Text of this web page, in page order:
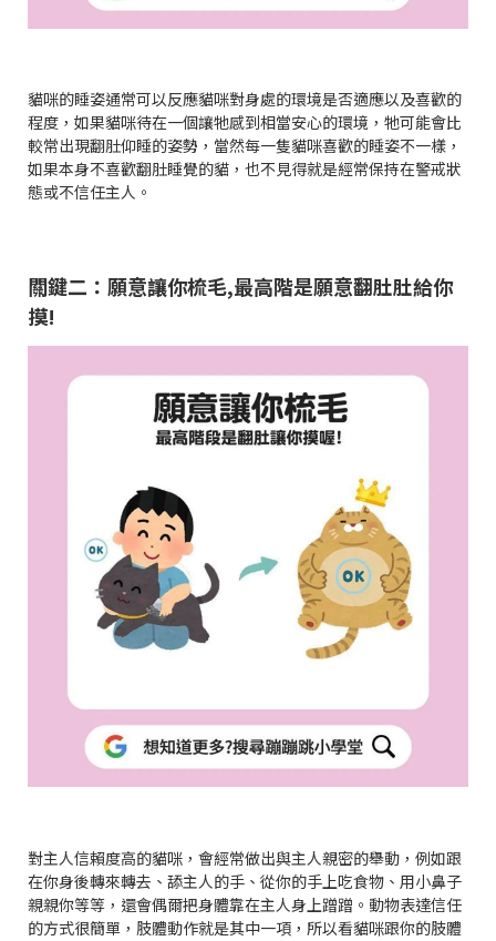
貓咪的睡姿通常可以反應貓咪對身處的環境是否適應以及喜歡的
程度，如果貓咪待在一個讓牠感到相當安心的環境，牠可能會比
較常出現翻肚仰睡的姿勢，當然每一隻貓咪喜歡的睡姿不一樣，
如果本身不喜歡翻肚睡覺的貓，也不見得就是經常保持在警戒狀
態或不信任主人。
關鍵二：願意讓你梳毛,最高階是願意翻肚肚給你
摸!
對主人信賴度高的貓咪，會經常做出與主人親密的舉動，例如跟
在你身後轉來轉去、舔主人的手、從你的手上吃食物、用小鼻子
親親你等等，還會偶爾把身體靠在主人身上蹭蹭。動物表達信任
的方式很簡單，肢體動作就是其中一項，所以看貓咪跟你的肢體